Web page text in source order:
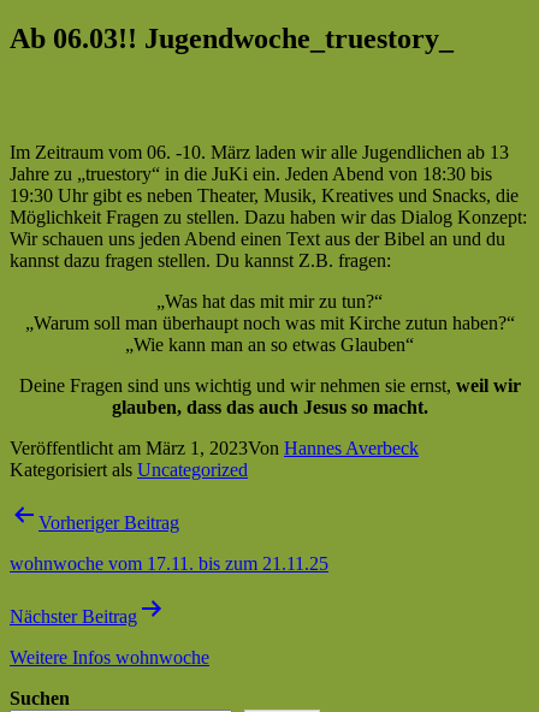
Ab 06.03!! Jugendwoche_truestory_
Im Zeitraum vom 06. -10. März laden wir alle Jugendlichen ab 13
Jahre zu „truestory“ in die JuKi ein. Jeden Abend von 18:30 bis
19:30 Uhr gibt es neben Theater, Musik, Kreatives und Snacks, die
Möglichkeit Fragen zu stellen. Dazu haben wir das Dialog Konzept:
Wir schauen uns jeden Abend einen Text aus der Bibel an und du
kannst dazu fragen stellen. Du kannst Z.B. fragen:
„Was hat das mit mir zu tun?“
„Warum soll man überhaupt noch was mit Kirche zutun haben?“
„Wie kann man an so etwas Glauben“
Deine Fragen sind uns wichtig und wir nehmen sie ernst, weil wir
glauben, dass das auch Jesus so macht.
Veröffentlicht am März 1, 2023Von Hannes Averbeck
Kategorisiert als Uncategorized
Beitragsnavigation
Vorheriger Beitrag
wohnwoche vom 17.11. bis zum 21.11.25
Nächster Beitrag
Weitere Infos wohnwoche
Suchen